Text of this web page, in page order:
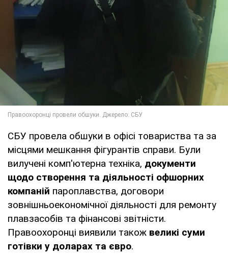
СБУ провела обшуки в офісі товариства та за
місцями мешкання фігурантів справи. Були
вилучені комп'ютерна техніка, документи
щодо створення та діяльності офшорних
компаній пароплавства, договори
зовнішньоекономічної діяльності для ремонту
плавзасобів та фінансові звітністи.
Правоохоронці виявили також великі суми
готівки у доларах та євро.